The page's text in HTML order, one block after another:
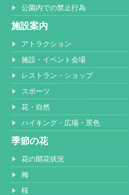
公園内での禁止行為
施設案内
アトラクション
施設・イベント会場
レストラン・ショップ
スポーツ
花・自然
ハイキング・広場・景色
季節の花
花の開花状況
梅
桜